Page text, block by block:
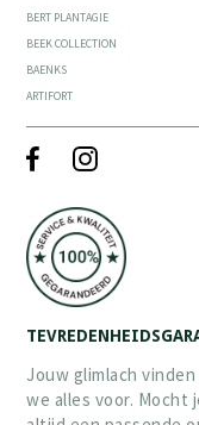
BERT PLANTAGIE
BEEK COLLECTION
BAENKS
ARTIFORT
Jouw glimlach
we alles voor. Mocht